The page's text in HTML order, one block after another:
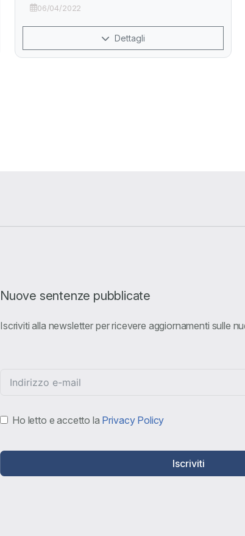
06/04/2022
Dettagli
Nuove sentenze pubblicate
Iscriviti alla newsletter per ricevere aggiornamenti sulle
Ho letto e accetto la Privacy Policy
Iscriviti